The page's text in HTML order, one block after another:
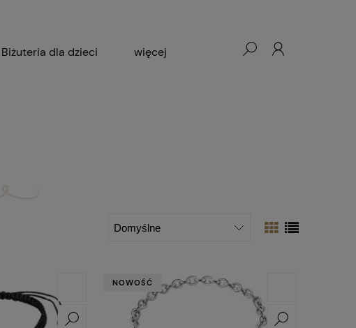
Biżuteria dla dzieci więcej
NOWOŚĆ